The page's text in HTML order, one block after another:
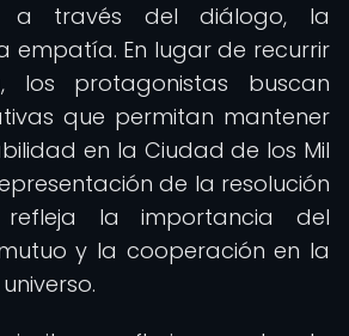
a través del diálogo, la
empatía. En lugar de recurrir
los protagonistas buscan
que permitan mantener
en la Ciudad de los Mil
de la resolución
la importancia del
y la cooperación en la